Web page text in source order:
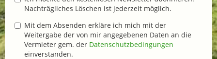
Nachträgliches Löschen ist jederzeit möglich.
Mit dem Absenden erkläre ich mich mit der
Weitergabe der von mir angegebenen Daten an die
Vermieter gem. der Datenschutzbedingungen
einverstanden.